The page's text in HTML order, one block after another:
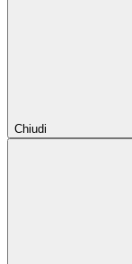
Chiudi